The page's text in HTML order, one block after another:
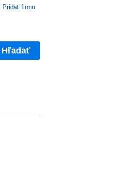
Pridať firmu
Hľadať